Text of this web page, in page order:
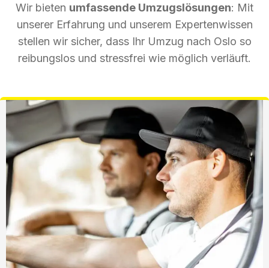
Wir bieten umfassende Umzugslösungen: Mit
unserer Erfahrung und unserem Expertenwissen
stellen wir sicher, dass Ihr Umzug nach Oslo so
reibungslos und stressfrei wie möglich verläuft.